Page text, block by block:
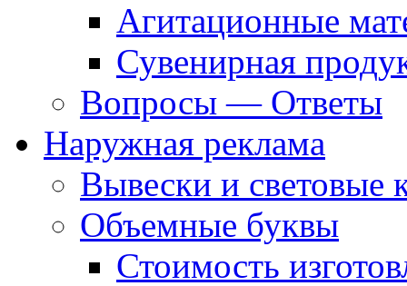
Агитационные
Сувенирная
Вопросы — Ответы
Наружная реклама
Вывески и световые
Объемные буквы
Стоимость